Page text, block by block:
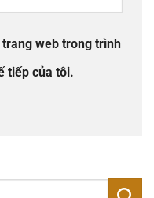
web trong trình
tiếp của tôi.